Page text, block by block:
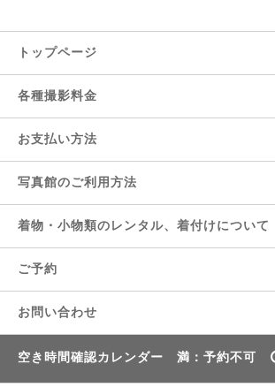
トップページ
各種撮影料金
お支払い方法
写真館のご利用方法
着物・小物類のレンタル、着付けについて
ご予約
お問い合わせ
空き時間確認カレンダー 満：予約不可